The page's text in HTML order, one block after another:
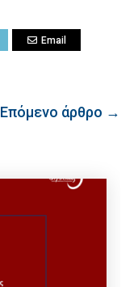
Email
Επόμενο άρθρο →